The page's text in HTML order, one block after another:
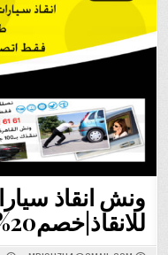
ونش انقاذ
للانقاذ|خصم20% لفترة محدوده